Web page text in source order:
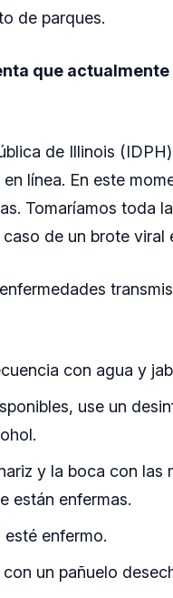
de parques.
que
de Illinois
línea. En este
Tomaríamos toda
de un brote viral
con agua y
use un
y la boca con las
están enfermas.
enfermo.
un pañuelo